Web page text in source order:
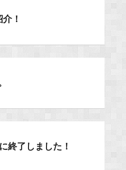
！
終了しました！